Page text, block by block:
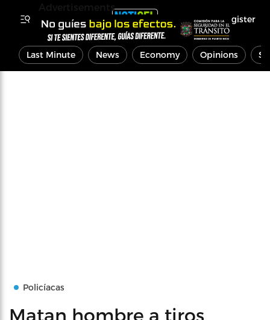
Register
Last Minute News Economy Opinions
Policíacas
Matan hombre a tiros
Advertisements